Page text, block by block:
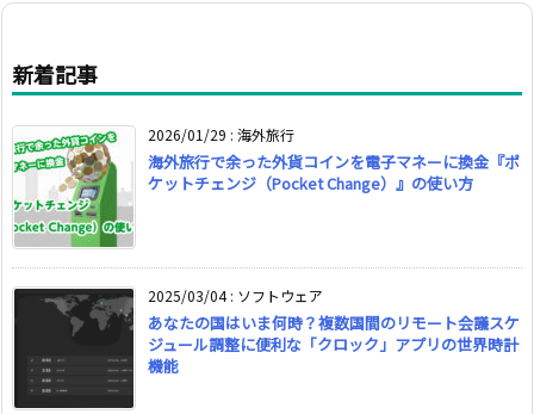
新着記事
2026/01/29 : 海外旅行
海外旅行で余った外貨コインを電子マネーに換金『ポ
ケットチェンジ（Pocket Change）』の使い方
2025/03/04: ソフトウェア
あなたの国はいま何時？複数国間のリモート会議スケ
ジュール調整に便利な「クロック」アプリの世界時計
機能